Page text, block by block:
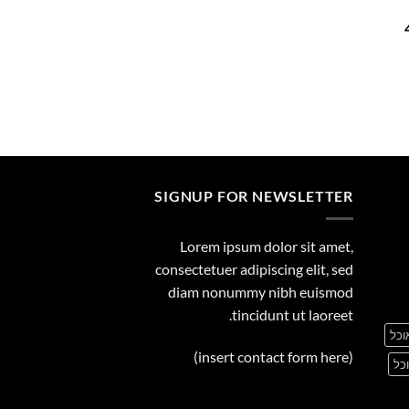
המחיר
SIGNUP FOR NEWSLETTER
Lorem ipsum dolor sit amet,
consectetuer adipiscing elit, sed
diam nonummy nibh euismod
tincidunt ut laoreet.
(insert contact form here)